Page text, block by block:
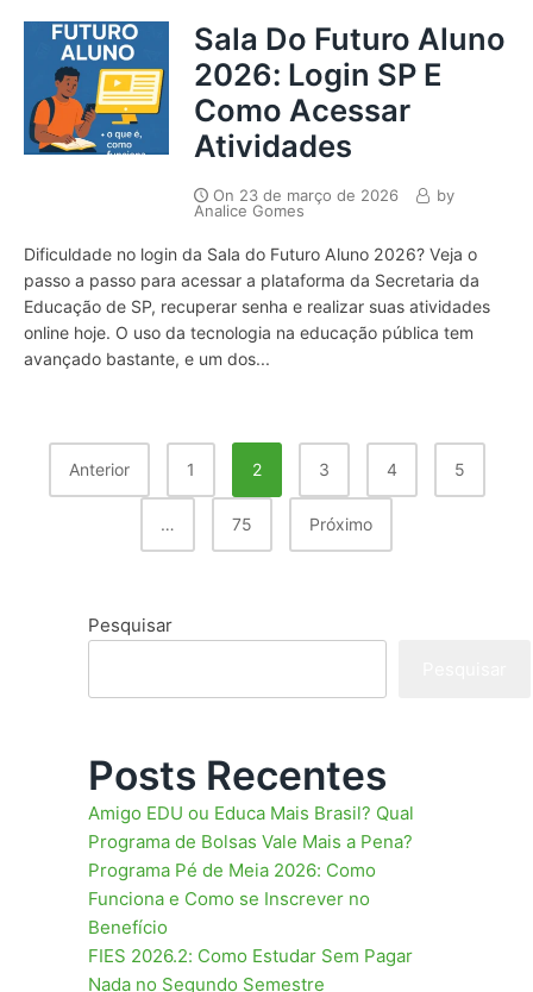
Sala Do Futuro Aluno
2026: Login SP E
Como Acessar
Atividades
On 23 de março de 2026
by
Analice Gomes
Dificuldade no login da Sala do Futuro Aluno 2026? Veja o
passo a passo para acessar a plataforma da Secretaria da
Educação de SP, recuperar senha e realizar suas atividades
online hoje. O uso da tecnologia na educação pública tem
avançado bastante, e um dos...
Paginação
De
Anterior 1 2 3 4 5
… 75 Próximo
Pesquisar
Posts Recentes
Amigo EDU ou Educa Mais Brasil? Qual
Programa de Bolsas Vale Mais a Pena?
Programa Pé de Meia 2026: Como
Funciona e Como se Inscrever no
Benefício
FIES 2026.2: Como Estudar Sem Pagar
Nada no Segundo Semestre